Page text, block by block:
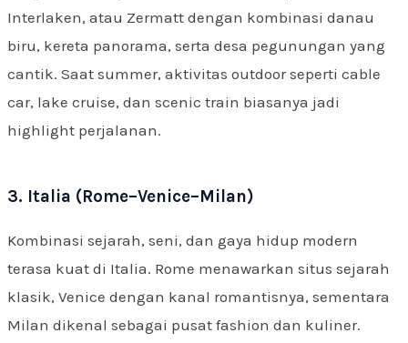
Interlaken, atau Zermatt dengan kombinasi danau
biru, kereta panorama, serta desa pegunungan yang
cantik. Saat summer, aktivitas outdoor seperti cable
car, lake cruise, dan scenic train biasanya jadi
highlight perjalanan.
3. Italia (Rome–Venice–Milan)
Kombinasi sejarah, seni, dan gaya hidup modern
terasa kuat di Italia. Rome menawarkan situs sejarah
klasik, Venice dengan kanal romantisnya, sementara
Milan dikenal sebagai pusat fashion dan kuliner.